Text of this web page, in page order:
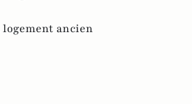
logement ancien